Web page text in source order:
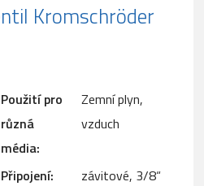
Kromschröder
Použití pro
různá
média:
Zemní plyn,
vzduch
Připojení:
závitové, 3/8“